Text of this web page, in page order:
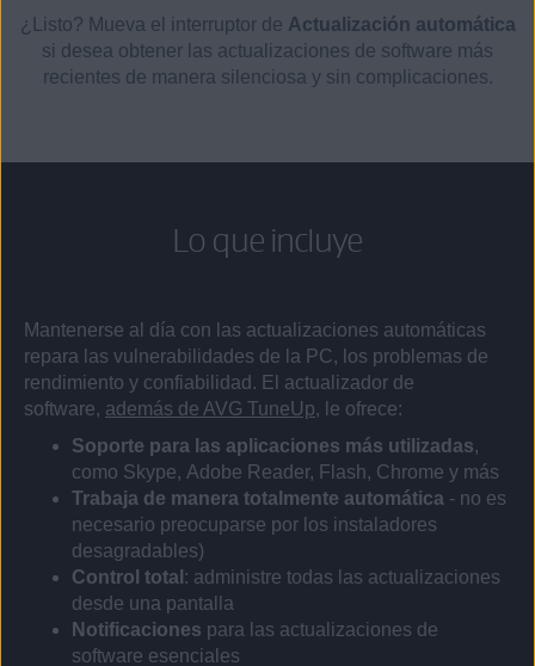
¿Listo? Mueva el interruptor de Actualización automática
si desea obtener las actualizaciones de software más
recientes de manera silenciosa y sin complicaciones.
Lo que incluye
Mantenerse al día con las actualizaciones automáticas
repara las vulnerabilidades de la PC, los problemas de
rendimiento y confiabilidad. El actualizador de
software, además de AVG TuneUp, le ofrece:
Soporte para las aplicaciones más utilizadas,
como Skype, Adobe Reader, Flash, Chrome y más
Trabaja de manera totalmente automática - no es
necesario preocuparse por los instaladores
desagradables)
Control total : administre todas las actualizaciones
desde una pantalla
Notificaciones para las actualizaciones de
software esenciales